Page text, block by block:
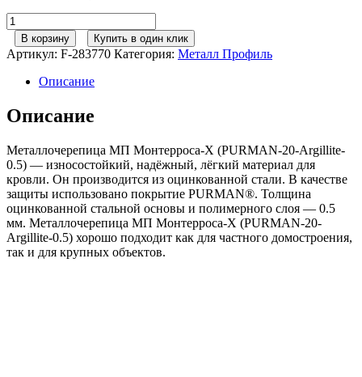
Количество
товара
Металл
Профиль
черепица
Монтерроса-
X
Argillite
Бронзовый
металлик
0,50сталь
В корзину Купить в один клик
Артикул: F-283770 Категория: Металл Профиль
Описание
Описание
Металлочерепица МП Монтерроса-X (PURMAN-20-Argillite-
0.5) — износостойкий, надёжный, лёгкий материал для
кровли. Он производится из оцинкованной стали. В качестве
защиты использовано покрытие PURMAN®. Толщина
оцинкованной стальной основы и полимерного слоя — 0.5
мм. Металлочерепица МП Монтерроса-X (PURMAN-20-
Argillite-0.5) хорошо подходит как для частного домостроения,
так и для крупных объектов.